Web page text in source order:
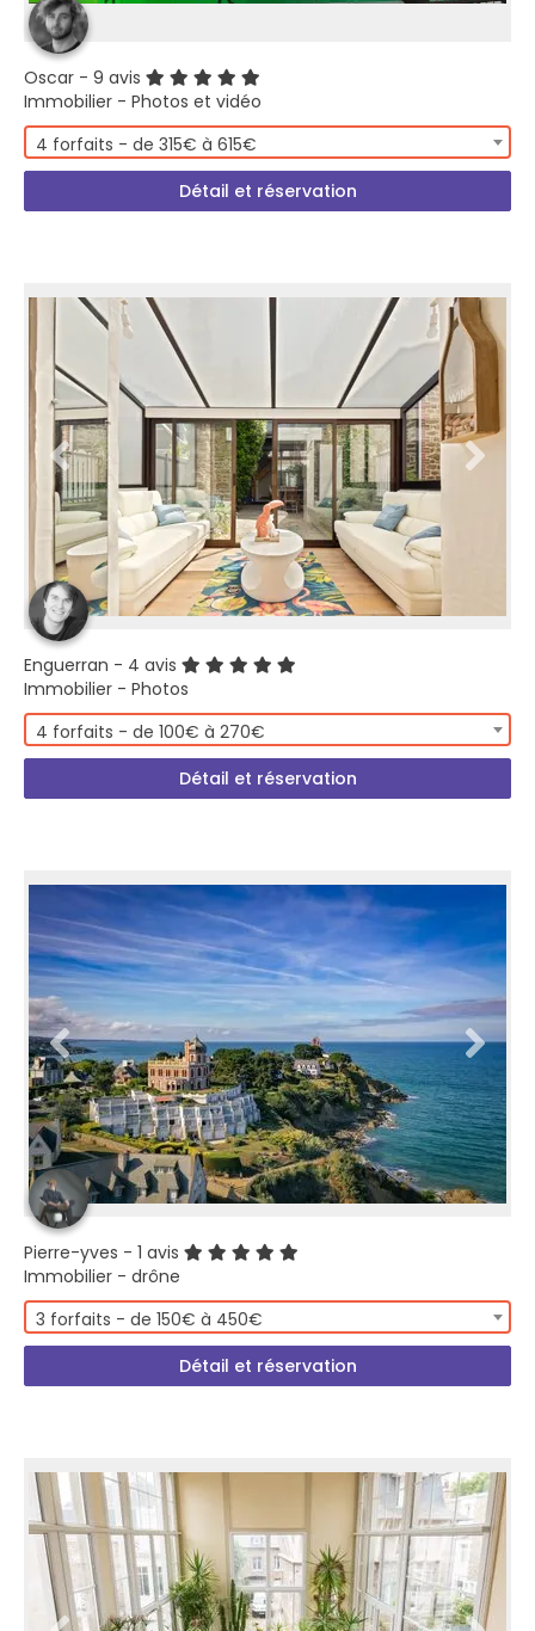
Oscar - 9 avis
Immobilier - Photos et vidéo
4 forfaits - de 315€ à 615€
Détail et réservation
Enguerran - 4 avis
Immobilier - Photos
4 forfaits - de 100€ à 270€
Détail et réservation
Pierre-yves - 1 avis
Immobilier - drône
3 forfaits - de 150€ à 450€
Détail et réservation